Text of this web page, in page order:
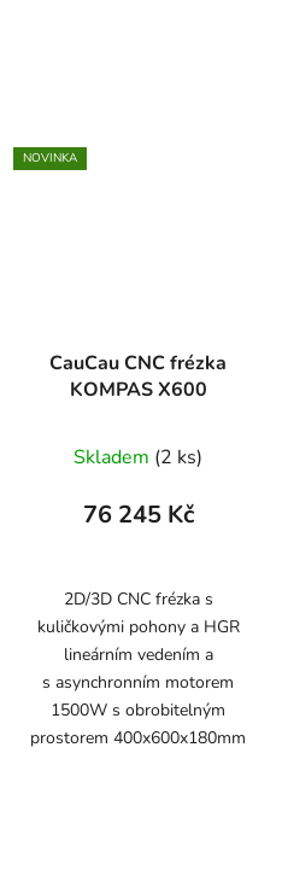
NOVINKA
CauCau CNC frézka
KOMPAS X600
Skladem (2 ks)
76 245 Kč
2D/3D CNC frézka s
kuličkovými pohony a HGR
lineárním vedením a
s asynchronním motorem
1500W s obrobitelným
prostorem 400x600x180mm